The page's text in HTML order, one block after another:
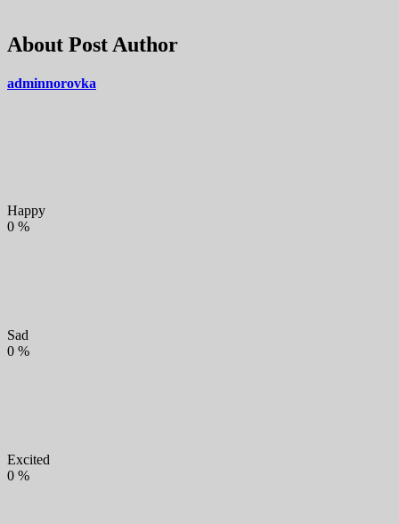
About Post Author
adminnorovka
Happy
0 %
Sad
0 %
Excited
0 %